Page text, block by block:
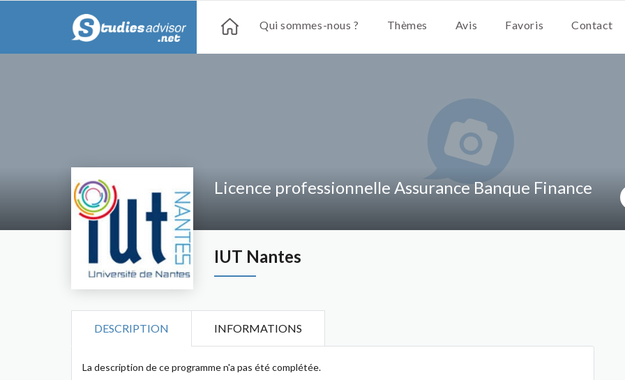
Qui sommes-nous ? Thèmes Avis Favoris Contact
Licence professionnelle Assurance Banque Finance
IUT Nantes
DESCRIPTION INFORMATIONS
La description de ce programme n'a pas été complétée.